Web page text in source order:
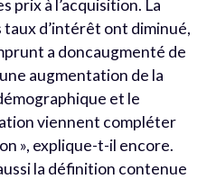
prix à l’acquisition. La
d’intérêt ont diminué,
a doncaugmenté de
augmentation de la
et le
viennent compléter
», explique-t-il encore.
la définition contenue